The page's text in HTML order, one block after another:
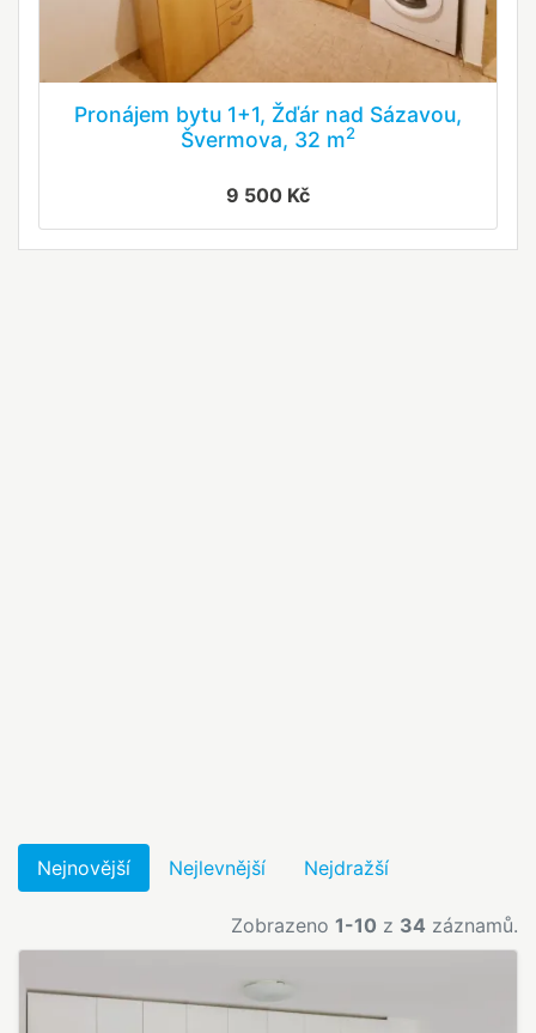
Pronájem bytu 1+1, Žďár nad Sázavou,
Švermova, 32 m2
9 500 Kč
Nejnovější Nejlevnější Nejdražší
Zobrazeno 1-10 z 34 záznamů.